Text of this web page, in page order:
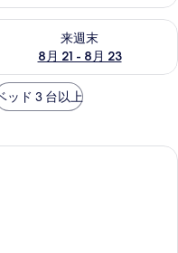
ェック
来週末
8月 21 - 8月 23
末 8月 21 - 8月 23 の空室
ッド 3 台以上
プト綿のシーツ、高級寝具、ピ